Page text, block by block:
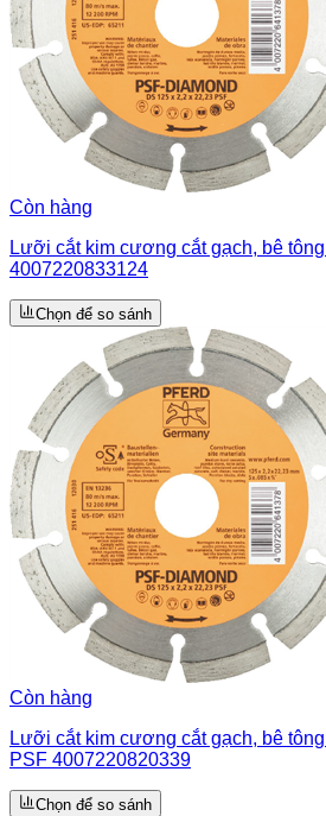
Còn hàng
Lưỡi cắt kim cương cắt gạch, bê
4007220833124
Chọn để so sánh
Còn hàng
Lưỡi cắt kim cương cắt gạch, bê
PSF 4007220820339
Chọn để so sánh